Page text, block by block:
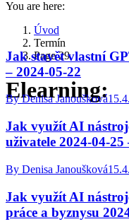
You are here:
Úvod
Termín
Page 29
Elearning:
Jak stavět vlastní
– 2024-05-22
ByDenisa Janoušková
Jak využít AI
uživatele 2024-04-25
By Denisa Janoušková
Jak využít AI
práce a byznysu